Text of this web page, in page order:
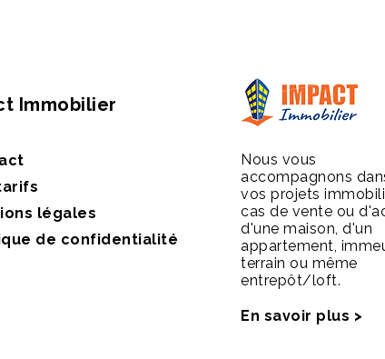
Immobilier
légales
de confidentialité
Nous vous
accompagnons
vos projets
cas de vente ou
d'une maison, d'un
appartement,
terrain ou même
entrepôt/loft.
En savoir plus >